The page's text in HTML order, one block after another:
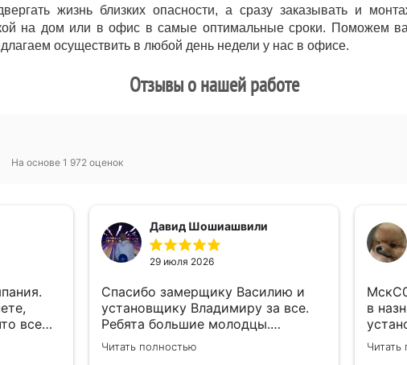
жизнь близких опасности, а сразу заказывать и
на дом или в офис в самые оптимальные сроки. Поможем
осуществить в любой день недели у нас в офисе.
Отзывы о нашей работе
На основе 1 972 оценок
все
мне
Давид Шошиашвили
29 июля 2026
Спасибо замерщику Василию и
установщику Владимиру за все.
Ребята большие молодцы.
Достойные люди и хорошие
специалисты своего дела.
Читать полностью
в
был
Читать